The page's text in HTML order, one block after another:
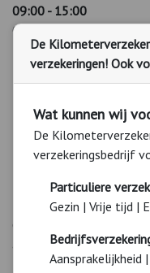
09:00 - 15:00
Ook op zaterdag
Dekkingsoverzicht
WA + Extra (
WA + Casco ( All-
Rechtsbijstand
Onze
autoverzekeringen
laagste premie
De
verzekeringen! Ook
Wat kunnen wij
De
verzekeringsbedrijf
Particuliere
Gezin | Vrije tijd |
Aansprakelijkheid